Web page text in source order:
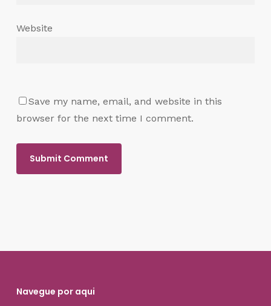
Website
Save my name, email, and website in this
browser for the next time I comment.
Navegue por aqui